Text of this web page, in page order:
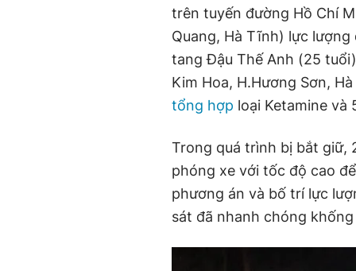
trên tuyến đường Hồ Chí
Quang, Hà Tĩnh) lực
tang Đậu Thế Anh (25
Kim Hoa, H.Hương Sơn,
tổng hợp loại Ketamine và
Trong quá trình bị bắt giữ,
phóng xe với tốc độ cao
phương án và bố trí lực
sát đã nhanh chóng